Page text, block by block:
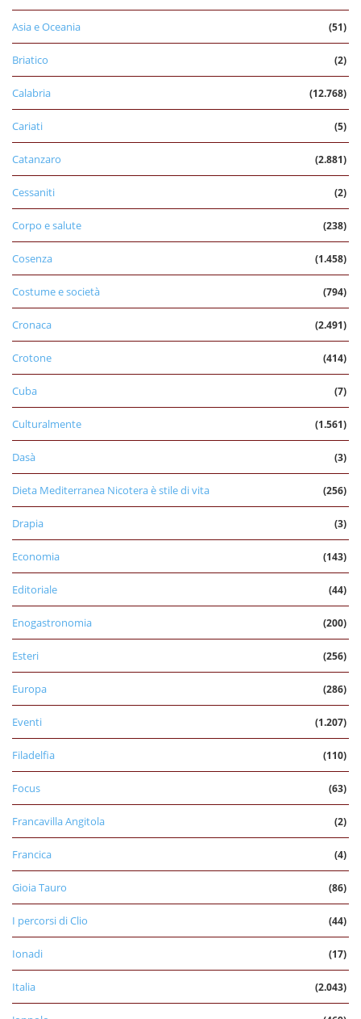
Asia e Oceania (51)
Briatico (2)
Calabria (12.768)
Cariati (5)
Catanzaro (2.881)
Cessaniti (2)
Corpo e salute (238)
Cosenza (1.458)
Costume e società (794)
Cronaca (2.491)
Crotone (414)
Cuba (7)
Culturalmente (1.561)
Dasà (3)
Dieta Mediterranea Nicotera è stile di vita (256)
Drapia (3)
Economia (143)
Editoriale (44)
Enogastronomia (200)
Esteri (256)
Europa (286)
Eventi (1.207)
Filadelfia (110)
Focus (63)
Francavilla Angitola (2)
Francica (4)
Gioia Tauro (86)
I percorsi di Clio (44)
Ionadi (17)
Italia (2.043)